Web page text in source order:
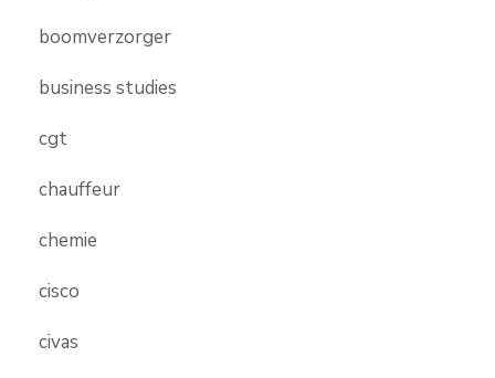
boomverzorger
business studies
cgt
chauffeur
chemie
cisco
civas